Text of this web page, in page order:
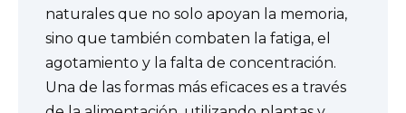
naturales que no solo apoyan la memoria,
sino que también combaten la fatiga, el
agotamiento y la falta de concentración.
Una de las formas más eficaces es a través